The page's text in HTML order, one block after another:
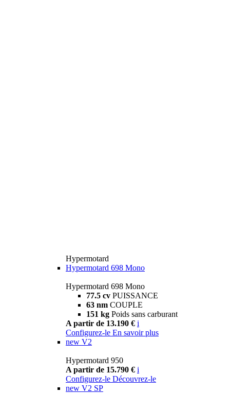
Hypermotard
Hypermotard 698 Mono
Hypermotard 698 Mono
77.5 cv PUISSANCE
63 nm COUPLE
151 kg Poids sans carburant
A partir de 13.190 € i
Configurez-le En savoir plus
new V2
Hypermotard 950
A partir de 15.790 € i
Configurez-le Découvrez-le
new V2 SP